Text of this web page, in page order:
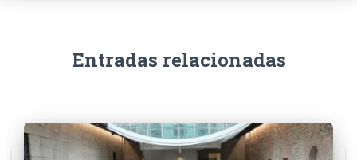
Entradas relacionadas